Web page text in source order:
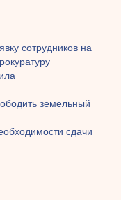
сотрудников на
земельный
сдачи